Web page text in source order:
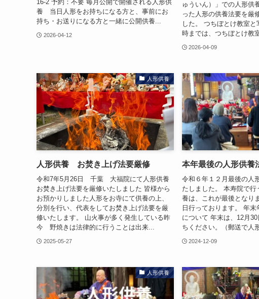
16-2 予約：不要 毎月公開で開催される人形供
養 当日人形をお持ちになる方と、事前にお
持ち・お送りになる方と一緒に公開供養...
2026-04-12
ゅういん）」での人形供
った人形の供養法要を厳
した。 つちぼとけ教室
時までは、つちぼとけ教
2026-04-09
人形供養
人形供養 お焚き上げ法要厳修
令和7年5月26日 千葉 大福院にて人形供養
お焚き上げ法要を厳修いたしました 皆様から
お預かりしました人形をお寺にて供養の上、
分別を行い、代表をしてお焚き上げ法要を厳
修いたします。 山火事が多く発生している昨
今 野焼きは法律的に行うことは出来...
2025-05-27
本年最後の人形供養
令和６年１２月最後の人
たしました。 本寿院で行
養は、これが最後となり
日行っております。 年
について 年末は、12月
ちください。（郵送で人
2024-12-09
人形供養